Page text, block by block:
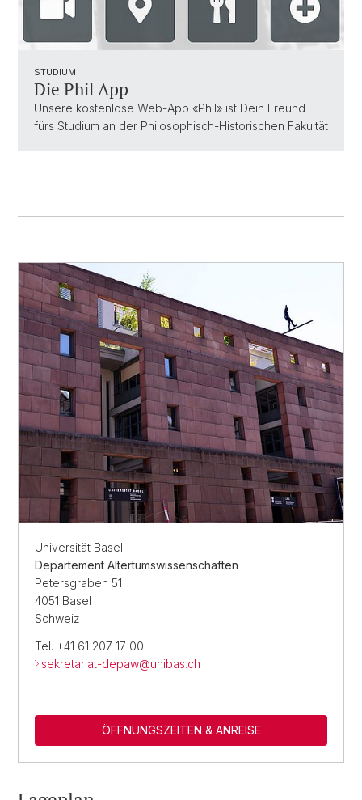
STUDIUM
Die Phil App
Unsere kostenlose Web-App «Phil» ist Dein Freund
fürs Studium an der Philosophisch-Historischen Fakultät
Universität Basel
Departement Altertumswissenschaften
Petersgraben 51
4051 Basel
Schweiz
Tel. +41 61 207 17 00
sekretariat-depaw@unibas.ch
ÖFFNUNGSZEITEN & ANREISE